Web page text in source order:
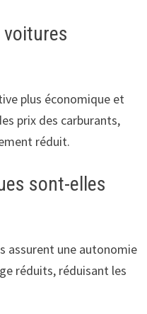
voitures
plus économique et
prix des carburants,
réduit.
sont-elles
assurent une autonomie
réduits, réduisant les